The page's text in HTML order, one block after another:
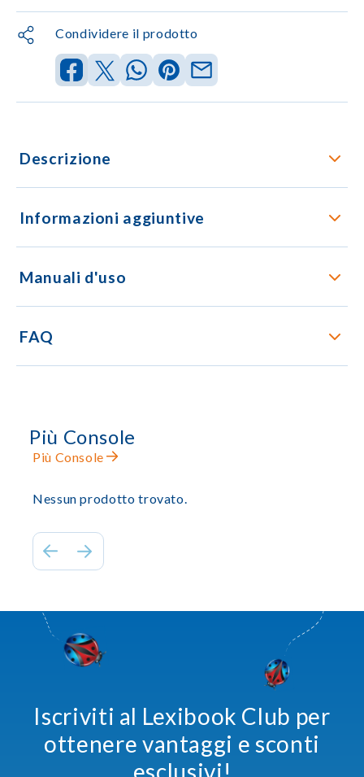
Condividere il prodotto
Descrizione
Informazioni aggiuntive
Manuali d'uso
FAQ
Più Console
Più Console
Nessun prodotto trovato.
Iscriviti al Lexibook Club per
ottenere vantaggi e sconti
esclusivi!